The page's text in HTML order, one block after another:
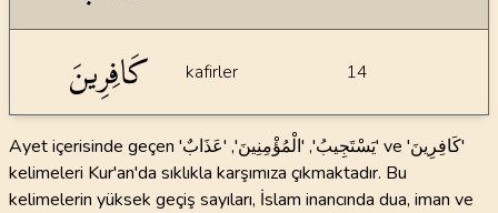
كَافِرِينَ kafirler 14
Ayet içerisinde geçen 'يَسْتَجِيبُ', 'الْمُؤْمِنِينَ', 'عَذَابٌ' ve 'كَافِرِينَ'
kelimeleri Kur'an'da sıklıkla karşımıza çıkmaktadır. Bu
kelimelerin yüksek geçiş sayıları, İslam inancında dua, iman ve